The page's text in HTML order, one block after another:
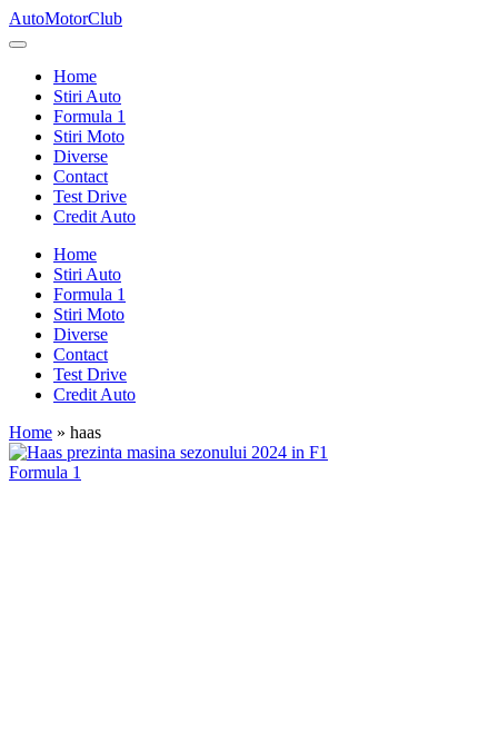
Skip
to
AutoMotorClub
Totul
masini
pasionatii
masini
Home
Stiri Auto
Formula 1
Stiri Moto
Diverse
Contact
Test Drive
Credit Auto
Home
Stiri Auto
Formula 1
Stiri Moto
Diverse
Contact
Test Drive
Credit Auto
Home » haas
Posted
Formula 1